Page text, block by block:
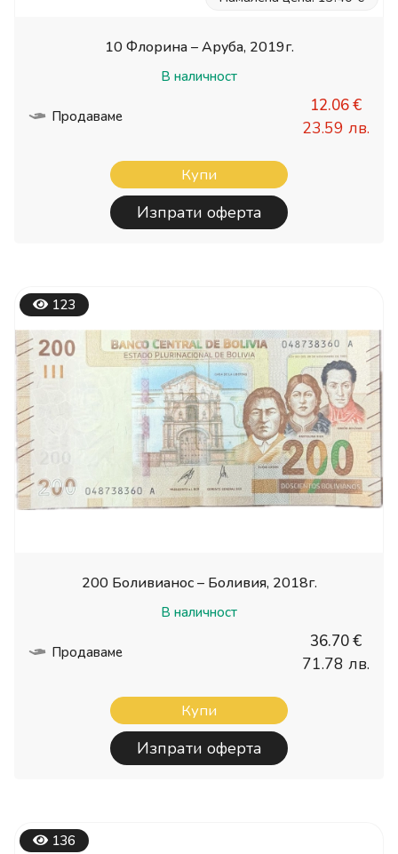
10 Флорина – Аруба, 2019г.
В наличност
Продаваме
12.06 €
23.59 лв.
Купи
Изпрати оферта
123
200 Боливианос – Боливия, 2018г.
В наличност
Продаваме
36.70 €
71.78 лв.
Купи
Изпрати оферта
136